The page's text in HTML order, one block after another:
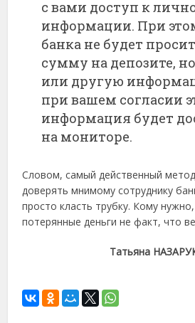
с вами доступ к
информации. При
банка не будет
сумму на депозите,
или другую
при вашем согласии
информация будет
на мониторе.
Словом, самый действенный
доверять мнимому сотруднику
просто класть трубку. Кому
потерянные деньги не факт, что
Татьяна